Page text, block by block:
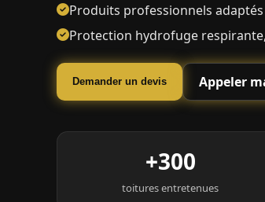
Produits professionnels
Protection hydrofuge
Demander un devis Appeler
+300
toitures entretenues